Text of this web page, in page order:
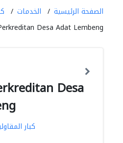
الصفحة الرئيسية الخدمات
Desa Adat Lembeng
Desa
كبار